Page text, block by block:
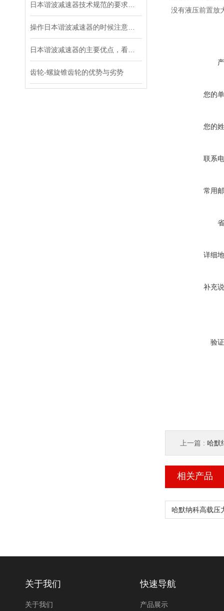
齿轮-螺旋锥齿轮的优势与劣势
没有液压前置放
您的
您的
联系
常用
详细
补充
验
上一篇 : 哈默
相关产品
关于我们
关于我们
快速导航
产品展示